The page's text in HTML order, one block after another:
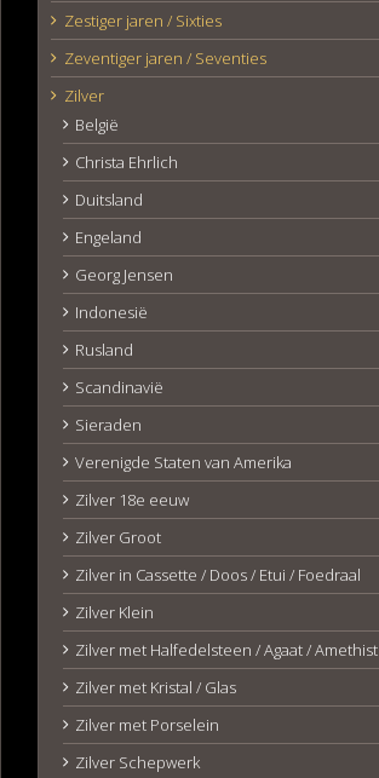
Zestiger jaren / Sixties
Zeventiger jaren / Seventies
Zilver
België
Christa Ehrlich
Duitsland
Engeland
Georg Jensen
Indonesië
Rusland
Scandinavië
Sieraden
Verenigde Staten van Amerika
Zilver 18e eeuw
Zilver Groot
Zilver in Cassette / Doos / Etui / Foedraal
Zilver Klein
Zilver met Halfedelsteen / Agaat / Amethist
Zilver met Kristal / Glas
Zilver met Porselein
Zilver Schepwerk